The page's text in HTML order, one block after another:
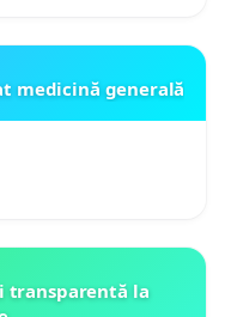
iar
trebuie
exclusivă a
medicină generală
transparentă la